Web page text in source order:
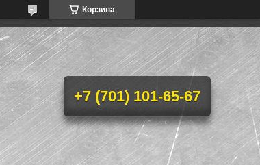
Корзина
+7 (701) 101-65-67